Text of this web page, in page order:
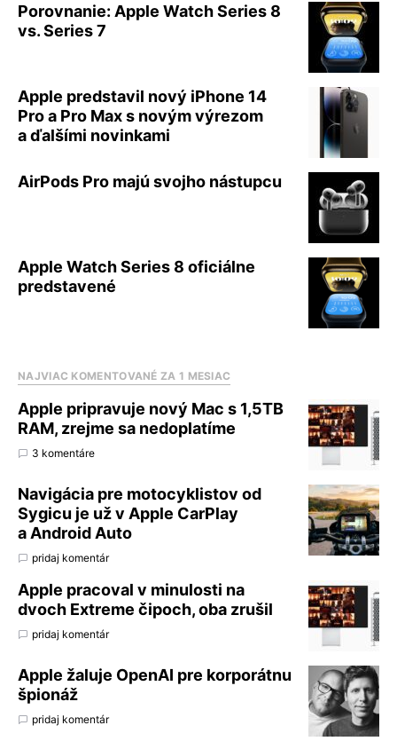
Porovnanie: Apple Watch Series 8
vs. Series 7
Apple predstavil nový iPhone 14
Pro a Pro Max s novým výrezom
a ďalšími novinkami
AirPods Pro majú svojho nástupcu
Apple Watch Series 8 oficiálne
predstavené
NAJVIAC KOMENTOVANÉ ZA 1 MESIAC
Apple pripravuje nový Mac s 1,5TB
RAM, zrejme sa nedoplatíme
3 komentáre
Navigácia pre motocyklistov od
Sygicu je už v Apple CarPlay
a Android Auto
pridaj komentár
Apple pracoval v minulosti na
dvoch Extreme čipoch, oba zrušil
pridaj komentár
Apple žaluje OpenAI pre korporátnu
špionáž
pridaj komentár